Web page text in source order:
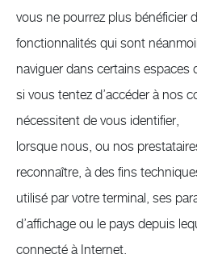
vous ne pourrez plus bénéficier
fonctionnalités qui sont
naviguer dans certains espaces
si vous tentez d’accéder à nos
nécessitent de vous identifier,
lorsque nous, ou nos
reconnaître, à des fins
utilisé par votre terminal, ses
d’affichage ou le pays depuis
connecté à Internet.